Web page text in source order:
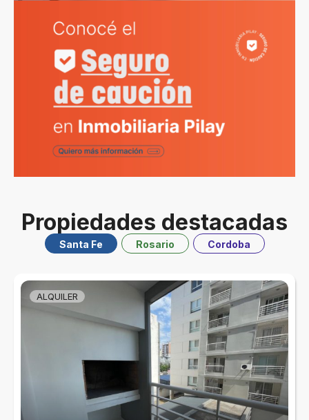
Propiedades destacadas
Santa Fe Rosario Cordoba
ALQUILER